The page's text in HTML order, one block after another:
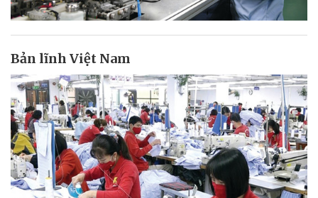
Bản lĩnh Việt Nam